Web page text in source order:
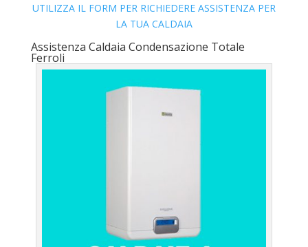
UTILIZZA IL FORM PER RICHIEDERE ASSISTENZA PER
LA TUA CALDAIA
Assistenza Caldaia Condensazione Totale
Ferroli